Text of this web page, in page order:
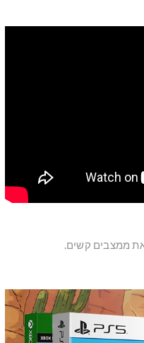
ממצבים קשים.